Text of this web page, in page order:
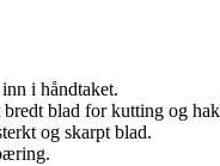
i håndtaket.
blad for kutting og
og skarpt blad.